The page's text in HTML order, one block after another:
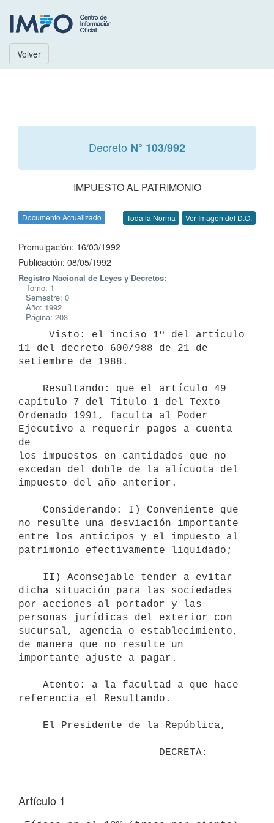
Volver
Decreto N° 103/992
IMPUESTO AL PATRIMONIO
Documento Actualizado Toda la Norma Ver Imagen del D.O.
Promulgación: 16/03/1992
Publicación: 08/05/1992
Registro Nacional de Leyes y Decretos:
Tomo: 1
Semestre: 0
Año: 1992
Página: 203
11 del decreto 600/988 de 21 de
setiembre de 1988.
capítulo 7 del Título 1 del Texto
Ordenado 1991, faculta al Poder
Ejecutivo a requerir pagos a cuenta
de
los impuestos en cantidades que no
excedan del doble de la alícuota del
impuesto del año anterior.
no resulte una desviación importante
entre los anticipos y el impuesto al
patrimonio efectivamente liquidado;
dicha situación para las sociedades
por acciones al portador y las
personas jurídicas del exterior con
sucursal, agencia o establecimiento,
de manera que no resulte un
importante ajuste a pagar.
referencia el Resultando.
Artículo 1